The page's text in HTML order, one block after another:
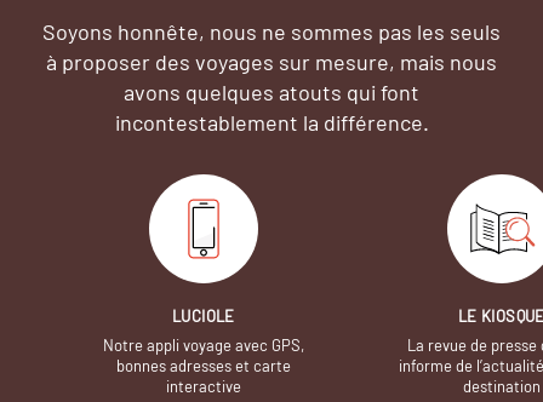
Soyons honnête, nous ne sommes pas les seuls
à proposer des voyages sur mesure, mais nous
avons quelques atouts qui font
incontestablement la différence.
LUCIOLE
Notre appli voyage avec GPS,
bonnes adresses et carte
interactive
LE
La revue de presse
informe de
destination